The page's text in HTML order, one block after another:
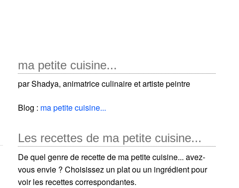
ma petite cuisine...
par Shadya, animatrice culinaire et artiste peintre
Blog : ma petite cuisine...
Les recettes de ma petite cuisine...
De quel genre de recette de ma petite cuisine... avez-
vous envie ? Choisissez un plat ou un ingrédient pour
voir les recettes correspondantes.